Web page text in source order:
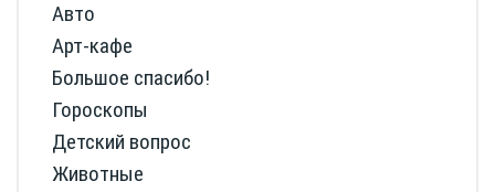
Авто
Арт-кафе
Большое спасибо!
Гороскопы
Детский вопрос
Животные